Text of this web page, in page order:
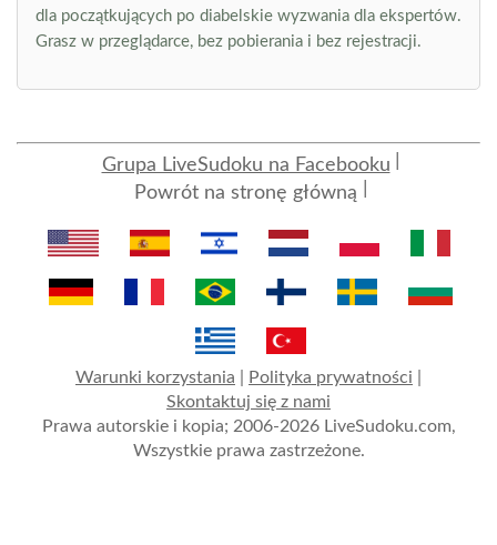
dla początkujących po diabelskie wyzwania dla ekspertów.
Grasz w przeglądarce, bez pobierania i bez rejestracji.
Grupa LiveSudoku na Facebooku
Powrót na stronę główną
Warunki korzystania Polityka prywatności
Skontaktuj się z nami
Prawa autorskie i kopia; 2006-2026 LiveSudoku.com,
Wszystkie prawa zastrzeżone.